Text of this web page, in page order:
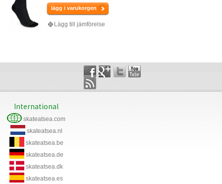
lägg i varukorgen
Lägg till jämförelse
International
skateatsea.com
skateatsea.nl
skateatsea.be
skateatsea.de
skateatsea.dk
skateatsea.es